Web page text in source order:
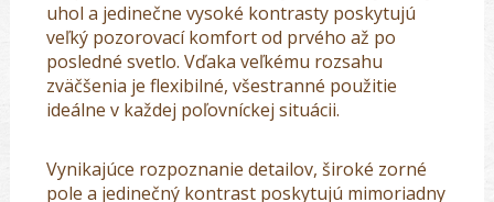
uhol a jedinečne vysoké kontrasty poskytujú
veľký pozorovací komfort od prvého až po
posledné svetlo. Vďaka veľkému rozsahu
zväčšenia je flexibilné, všestranné použitie
ideálne v každej poľovníckej situácii.
Vynikajúce rozpoznanie detailov, široké zorné
pole a jedinečný kontrast poskytujú mimoriadny